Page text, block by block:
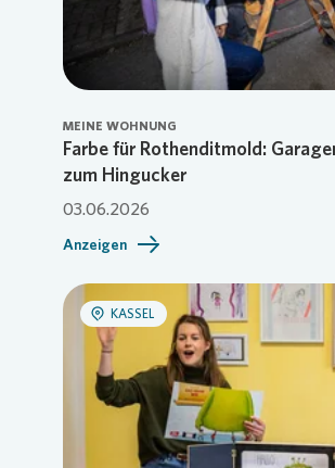
MEINE WOHNUNG
Farbe für Rothenditmold:
zum Hingucker
03.06.2026
Anzeigen
KASSEL